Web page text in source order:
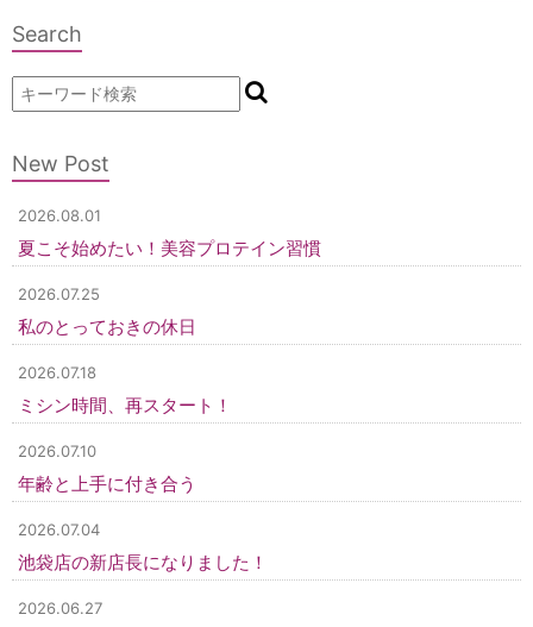
Search
New Post
2026.08.01
夏こそ始めたい！美容プロテイン習慣
2026.07.25
私のとっておきの休日
2026.07.18
ミシン時間、再スタート！
2026.07.10
年齢と上手に付き合う
2026.07.04
池袋店の新店長になりました！
2026.06.27